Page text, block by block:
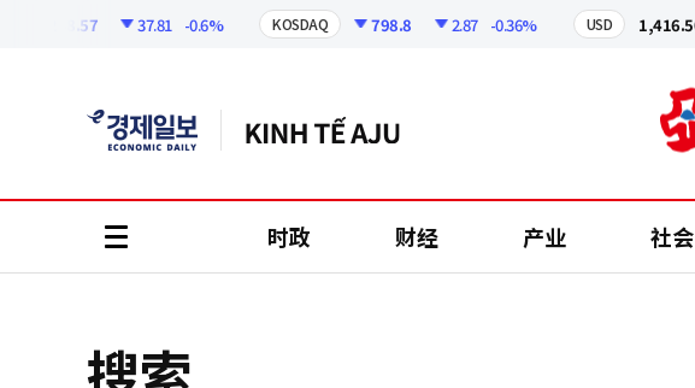
6258.57 37.81 -0.6% KOSDAQ 798.8 2.87 -0.36% USD 1,416.50
时政 财经 产业 社会
搜索